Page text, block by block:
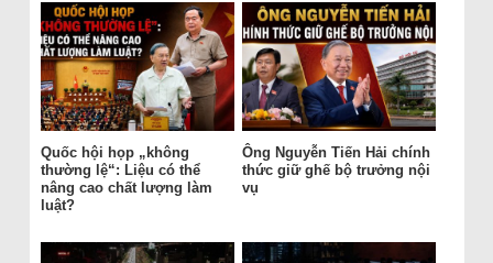
Quốc hội họp „không
thường lệ“: Liệu có thể
nâng cao chất lượng làm
luật?
Ông Nguyễn Tiến Hải chính
thức giữ ghế bộ trưởng nội
vụ